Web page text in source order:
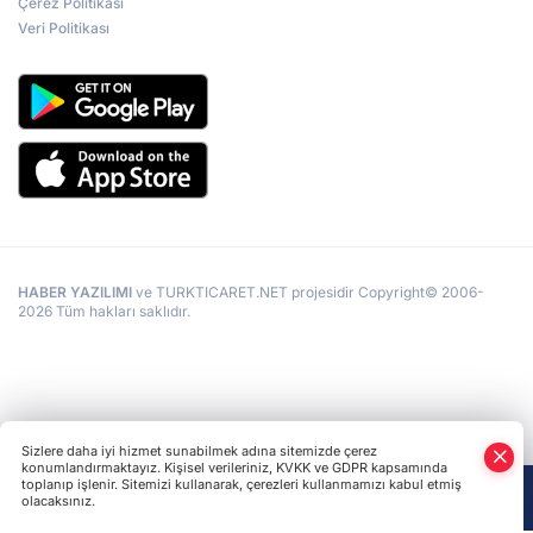
Veri Politikası
HABER YAZILIMI ve TURKTICARET.NET projesidir Copyright© 2006-
2026 Tüm hakları saklıdır.
Sizlere daha iyi hizmet sunabilmek adına sitemizde çerez
konumlandırmaktayız. Kişisel verileriniz, KVKK ve GDPR kapsamında
toplanıp işlenir. Sitemizi kullanarak, çerezleri kullanmamızı kabul etmiş
olacaksınız.